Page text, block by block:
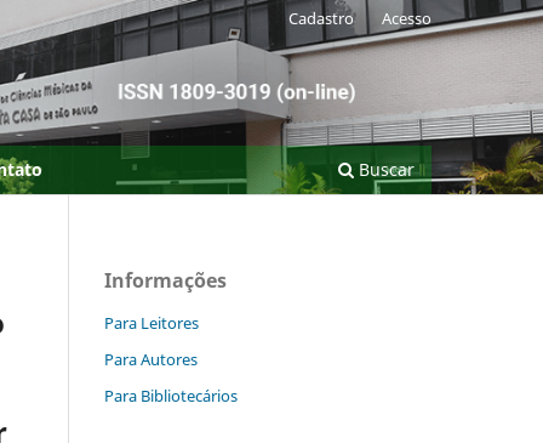
Buscar
Cadastro Acesso
Informações
Para Leitores
Para Autores
Para Bibliotecários